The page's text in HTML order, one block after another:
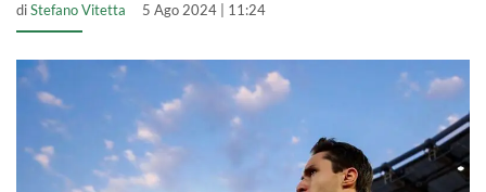
diStefano Vitetta 5 Ago 2024 | 11:24